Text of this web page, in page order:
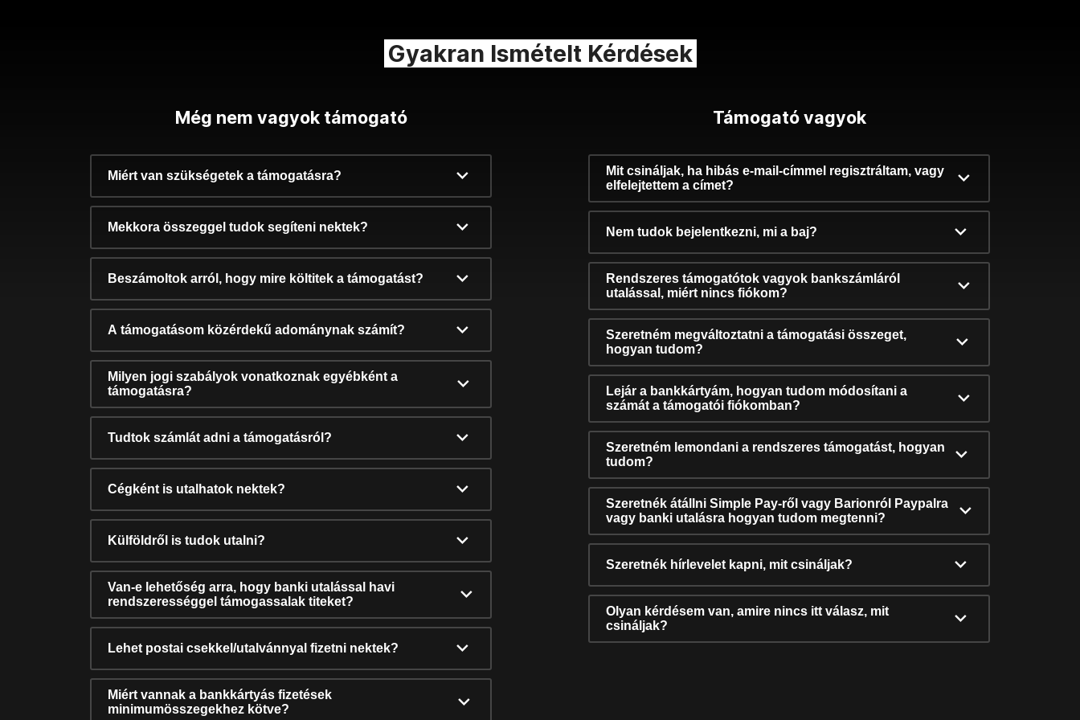
Gyakran Ismételt Kérdések
Még nem vagyok támogató
Miért van szükségetek a támogatásra?
Mekkora összeggel tudok segíteni nektek?
Beszámoltok arról, hogy mire költitek a támogatást?
A támogatásom közérdekű adománynak számít?
Milyen jogi szabályok vonatkoznak egyébként a
támogatásra?
Tudtok számlát adni a támogatásról?
Cégként is utalhatok nektek?
Külföldről is tudok utalni?
Van-e lehetőség arra, hogy banki utalással havi
rendszerességgel támogassalak titeket?
Lehet postai csekkel/utalvánnyal fizetni nektek?
Miért vannak a bankkártyás fizetések
minimumösszegekhez kötve?
Támogató vagyok
Mit csináljak, ha hibás e-mail-címmel regisztráltam, vagy
elfelejtettem a címet?
Nem tudok bejelentkezni, mi a baj?
Rendszeres támogatótok vagyok bankszámláról
utalással, miért nincs fiókom?
Szeretném megváltoztatni a támogatási összeget,
hogyan tudom?
Lejár a bankkártyám, hogyan tudom módosítani a
számát a támogatói fiókomban?
Szeretném lemondani a rendszeres támogatást, hogyan
tudom?
Szeretnék átállni Simple Pay-ről vagy Barionról Paypalra
vagy banki utalásra hogyan tudom megtenni?
Szeretnék hírlevelet kapni, mit csináljak?
Olyan kérdésem van, amire nincs itt válasz, mit
csináljak?